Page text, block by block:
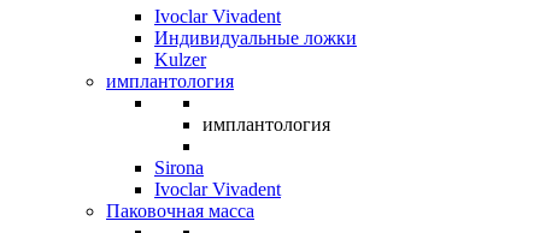
Ivoclar Vivadent
Индивидуальные ложки
Kulzer
имплантология
имплантология
Sirona
Ivoclar Vivadent
Паковочная масса